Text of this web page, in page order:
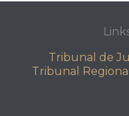
Tribunal de
Tribunal